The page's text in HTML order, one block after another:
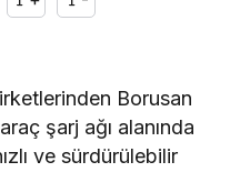
Borusan
şarj ağı alanında
ve sürdürülebilir